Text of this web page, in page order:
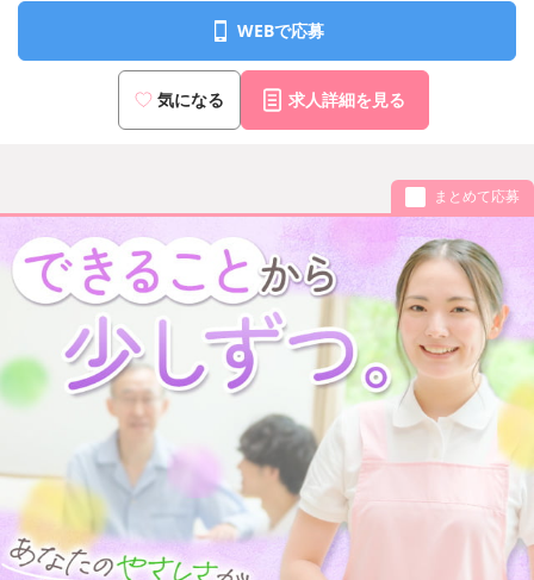
WEBで応募
気になる 求人詳細を見る
まとめて応募